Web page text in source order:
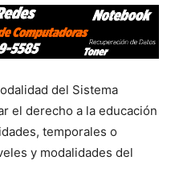
del Sistema
el derecho a la educación
temporales o
y modalidades del